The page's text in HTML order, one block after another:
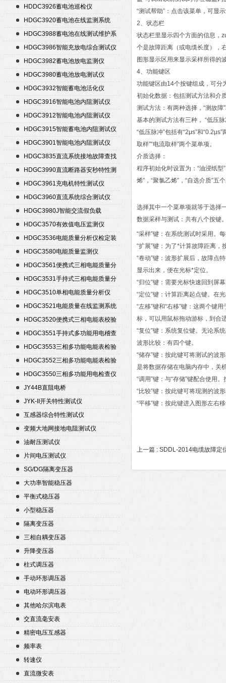
HDDC3926蓄电池巡检仪
HDGC3920蓄电池在线监测系统
HDGC3988蓄电池在线测试维护系
统
HDGC3986智能充放电综合测试仪
HDGC3982蓄电池放电监测仪
HDGC3980蓄电池放电测试仪
HDGC3932智能蓄电池活化仪
HDGC3916智能电池内阻测试仪
HDGC3912智能电池内阻测试仪
HDGC3915智能蓄电池内阻测试仪
HDGC3901智能电池内阻测试仪
HDGC3835直流系统接地故障查找
仪
HDGC3990直流断路器安秒特性测
试仪
HDGC3961充电机特性测试仪
HDGC3960直流系统综合测试仪
HDGC3980J智能交流假负载
HDGC3570有效值电压监测仪
HDGC3536电能质量分析仪检定装
置
HDGC3580电能质量监测仪
HDGC3561便携式三相电能质量分
析仪
HDGC3531手持式三相电能质量分
析仪
HDGC3510单相电能质量分析仪
HDGC3521电能质量在线监测系统
HDGC3520便携式三相电能表校验
仪
HDGC3551手持式多功能用电稽查
仪
HDGC3553三相多功能电能表检验
装置
HDGC3552三相多功能电能表检验
装置
HDGC3550三相多功能用电检查仪
JY44B直阻电桥
JYK-II开关特性测试仪
互感器综合特性测试仪
变频大地网接地电阻测试仪
油耐压测试仪
片间电压测试仪
SG/DG隔离变压器
大功率智能稳压器
平衡式稳压器
小型稳压器
隔离变压器
三相自耦变压器
升降变压器
柱式调压器
手动环形调压器
电动环形调压器
其他哈尔滨电表
交直流毫安表
精密电压互感器
频率表
转速仪
直流微安表
“测试帮助”：点击该菜单，可显
2、状态栏
状态栏里显示四个方面的信息，
个是故障距离（或电缆长度），
图形显示区用来显示采样所得的
4、功能键区
功能键区由14个按键组成，可分
初始化数据：包括测试方法和介
测试方法：有两种选择，“测故障
基本的测试方法有三种， “低压脉
“低压脉冲”包括有“2μs”和
取样”“电流取样”两个菜单项。
介质选择：
程序初始化时设置为：“油浸纸型
烯”，“聚氯乙烯”，“自选介质”五
选择其中一个菜单项就等于选择
数据采样与测试：共有八个按键
“采样”键：在系统测试时采用。
“扩展”键：为了*计算故障距离
“卷动”键：波形扩展后，故障点
显示出来，便在光标*定位。
“归位”键：需要光标快速回到屏
“定位”键：计算距离起点键。在
“左移”键和“右移”键：这两个键
标，可以用鼠标拖动游标，到合
“复位”键：系统复位键。无论系
波形比较：有四个键。
“储存”键：按此键可将测试的波
是将数据存储在电脑内存中，关
“调用”键：与“存储”键配合使用
“比较”键：按此键可将现测的波
“平移”键：按此键进入图形左右
上一篇 : SDDL-2014电缆故障定